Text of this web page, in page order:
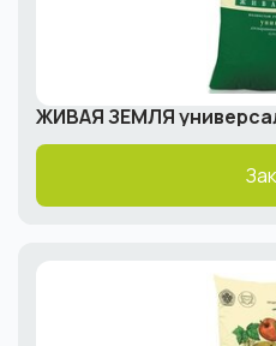
ЖИВАЯ ЗЕМЛЯ